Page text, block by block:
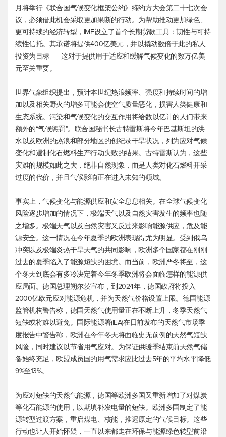
月将举行《联合国气候变化框架公约》缔约方大会第二十七次会
议，必须借此机会采取更加果断的行动。为帮助推动更加绿色、
更可持续的经济转型，IMF设立了首个长期贷款工具：韧性与可持
续性信托。其承诺将提供400亿美元，并以撬动数倍于此的私人
投资为目标——这对于提供用于适应和缓解气候变化的数万亿美
元至关重要。
世界气象组织提出，预计本世纪热浪频率、强度和持续时间的增
加以及相关野火的增多可能会使空气质量恶化，损害人类健康和
生态系统。污染和气候变化的交互作用将给数以亿计的人们带来
额外的“气候惩罚”。联合国秘书长古特雷斯将今年巴基斯坦的洪
水以及欧洲的热浪和部分地区的创纪录干旱状况，列为应对气候
变化和遏制化石燃料生产行动失败的结果。古特雷斯认为，这些
灾难的规模如此之大，绝非自然现象，而是人类对化石燃料开采
过度的代价，并且气候影响正在进入未知的领域。
事实上，气候变化与能源供应和安全息息相关。在全球气候变化
风险逐步增加的情况下，极端天气以及自然灾害发生的频率也随
之增多。极端天气以及自然灾害又反过来影响能源供应，危及能
源安全。这一情况在今年夏季的欧洲表现得尤为明显。受到俄乌
冲突以及极端炎热干旱天气的共同影响，欧洲多个国家都在刚刚
过去的夏季陷入了能源短缺的困境。而当前，欧洲严冬将至，这
个冬天到底会有多冷决定着今年冬季欧洲将会面临怎样的能源供
应局面。德国总理朔尔茨宣布，到2024年，德国政府将投入
2000亿欧元应对能源危机，并为天然气价格设置上限。德国能源
监管机构警告称，德国天然气使用量正在不断上升，冬季天然气
短缺或将难以避免。国际能源署(IEA)在日前发布的天然气市场季
度报告中警告称，欧洲在今年冬天将面临史无前例的天然气短缺
风险，同时建议以节省用气应对。为保证供暖季结束前天然气储
备始终充足，欧盟成员国的用气需求应比过去5年的平均水平降低
9%至13%。
为应对短缺的天然气能源，德国等欧洲多国又重新增加了对煤炭
等化石能源的使用，以期填补发电量的短缺。欧洲多国制定了能
源转型过渡方案，重启煤电、核能，推迟原定的气候目标。这些
行动也让人开始怀疑，一直以来都走在环保与能源绿色转型前沿